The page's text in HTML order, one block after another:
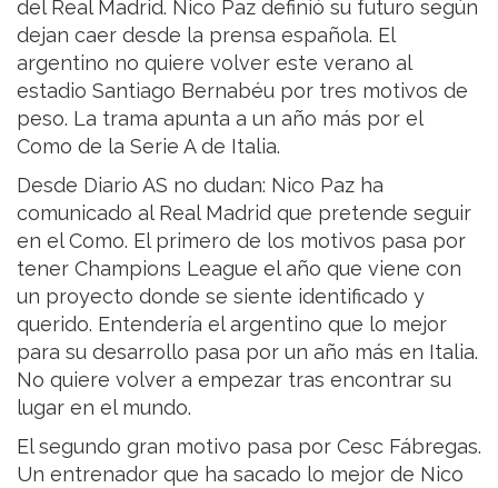
del Real Madrid. Nico Paz definió su futuro según
dejan caer desde la prensa española. El
argentino no quiere volver este verano al
estadio Santiago Bernabéu por tres motivos de
peso. La trama apunta a un año más por el
Como de la Serie A de Italia.
Desde Diario AS no dudan: Nico Paz ha
comunicado al Real Madrid que pretende seguir
en el Como. El primero de los motivos pasa por
tener Champions League el año que viene con
un proyecto donde se siente identificado y
querido. Entendería el argentino que lo mejor
para su desarrollo pasa por un año más en Italia.
No quiere volver a empezar tras encontrar su
lugar en el mundo.
El segundo gran motivo pasa por Cesc Fábregas.
Un entrenador que ha sacado lo mejor de Nico